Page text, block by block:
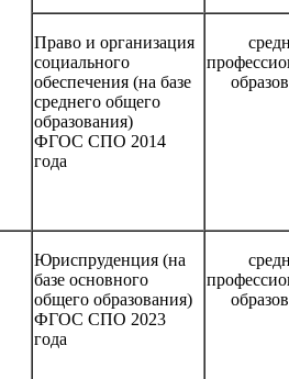
Право и организация
социального
обеспечения (на базе
среднего общего
образования)
ФГОС СПО 2014
года
Юриспруденция (на
базе основного
общего образования)
ФГОС СПО 2023
года